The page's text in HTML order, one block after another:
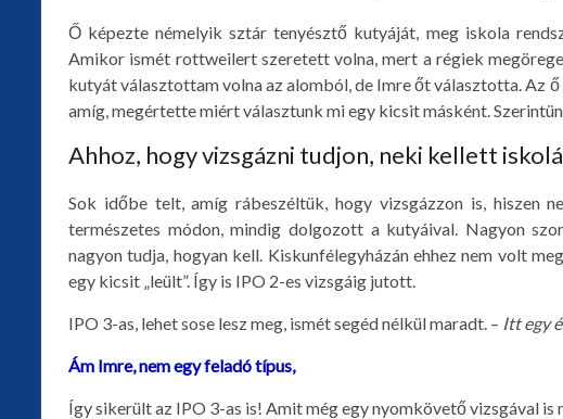
Ő képezte némelyik sztár tenyésztő kutyáját, meg iskola
Amikor ismét rottweilert szeretett volna, mert a régiek
kutyát választottam volna az alomból, de Imre őt választotta. Az
amíg, megértette miért választunk mi egy kicsit másként.
Ahhoz, hogy vizsgázni tudjon, neki kellett
Sok időbe telt, amíg rábeszéltük, hogy vizsgázzon is, hiszen
természetes módon, mindig dolgozott a kutyáival. Nagyon
nagyon tudja, hogyan kell. Kiskunfélegyházán ehhez nem volt
egy kicsit „leült”. Így is IPO 2-es vizsgáig jutott.
IPO 3-as, lehet sose lesz meg, ismét segéd nélkül maradt. – Itt egy
Ám Imre, nem egy feladó típus,
Így sikerült az IPO 3-as is! Amit még egy nyomkövető vizsgával is